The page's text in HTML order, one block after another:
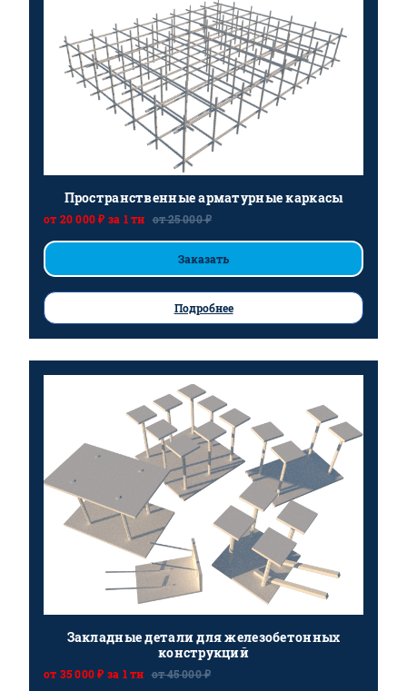
Пространственные арматурные каркасы
от 20 000 ₽ за 1 тн от 25 000 ₽
Заказать
Подробнее
Закладные детали для железобетонных
конструкций
от 35 000 ₽ за 1 тн от 45 000 ₽